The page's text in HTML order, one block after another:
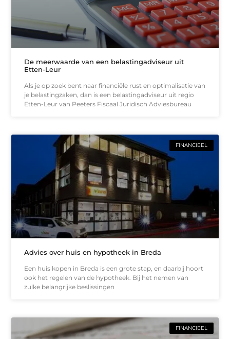
De meerwaarde van een belastingadviseur uit
Etten-Leur
Als je op zoek bent naar financiële rust en optimalisatie van
je belastingzaken, dan is een belastingadviseur uit regio
Etten-Leur van Peeters Fiscaal Juridisch Adviesbureau
FINANCIEEL
Advies over huis en hypotheek in Breda
Een huis kopen in Breda is een grote stap, en daarbij hoort
ook het regelen van de hypotheek. Bij het nemen van
zulke belangrijke beslissingen
FINANCIEEL